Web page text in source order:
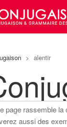
> alentir
page rassemble
aussi des